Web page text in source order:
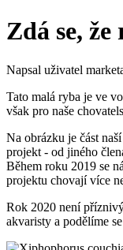
Zdá se,
Napsal uživatel
Tato malá ryba je ve
však pro naše
Na obrázku je část
projekt - od jiného
Během roku 2019 se
projektu chovají více
Rok 2020 není
akvaristy a podělíme